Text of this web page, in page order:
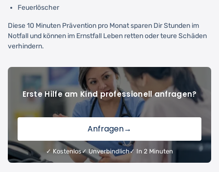
Feuerlöscher
Diese 10 Minuten Prävention pro Monat sparen Dir Stunden im
Notfall und können im Ernstfall Leben retten oder teure Schäden
verhindern.
Erste Hilfe am Kind professionell anfragen?
Anfragen→
✓ Kostenlos✓ Unverbindlich✓ In 2 Minuten